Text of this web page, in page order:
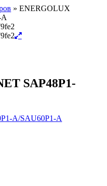
» ENERGOLUX
A
SAP48P1-
A/SAU60P1-A